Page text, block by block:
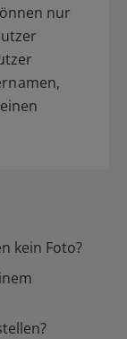
nur
kein Foto?